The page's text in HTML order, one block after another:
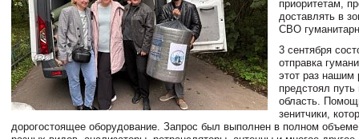
приоритетам,
доставлять в
СВО
3 сентября
отправка
этот раз нашим
предстоял
область.
зенитчики,
дорогостоящее оборудование. Запрос был выполнен в полном